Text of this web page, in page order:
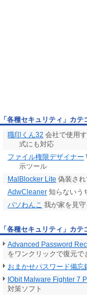
「各種セキュリティ」カ
職印くん32 会社で使用
式にも対応
ファイル権限デザイナー
示ツール
MalBlocker Lite 偽装さ
AdwCleaner 知らないう
パソわんこ 我が家を見
「各種セキュリティ」カ
Advanced Password
をワンクリックで復元で
おまかせパスワード備忘
IObit Malware Fighter 7
対策ソフト